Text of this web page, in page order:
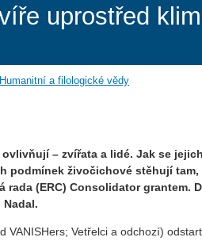
uprostřed
Humanitní a filologické vědy
ovlivňují – zvířata a lidé. Jak se
podmínek živočichové stěhují
rada (ERC) Consolidator grantem.
VANISHers; Vetřelci a odchozí)